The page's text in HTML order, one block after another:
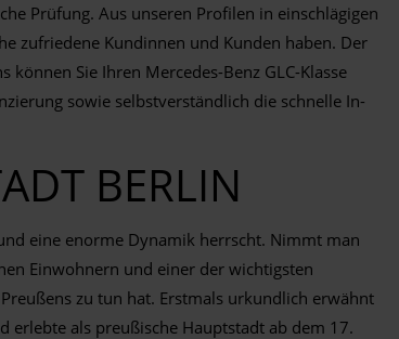
Prüfung. Aus unseren Profilen in einschlägigen
zufriedene Kundinnen und Kunden haben. Der
Sie Ihren Mercedes-Benz GLC-Klasse
sowie selbstverständlich die schnelle In-
BERLIN
eine enorme Dynamik herrscht. Nimmt man
Einwohnern und einer der wichtigsten
zu tun hat. Erstmals urkundlich erwähnt
erlebte als preußische Hauptstadt ab dem 17.